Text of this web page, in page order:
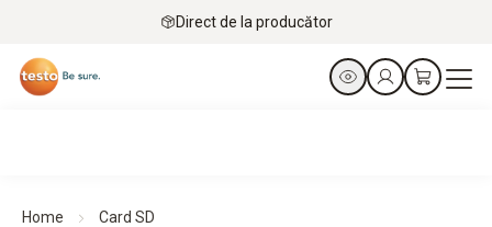
Direct de la producător
Home Card SD